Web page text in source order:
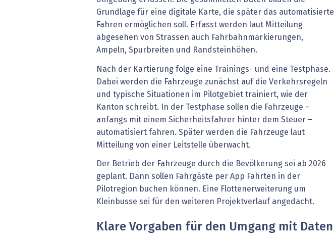
Grundlage für eine digitale Karte, die später das automatisierte
Fahren ermöglichen soll. Erfasst werden laut Mitteilung
abgesehen von Strassen auch Fahrbahnmarkierungen,
Ampeln, Spurbreiten und Randsteinhöhen.
Nach der Kartierung folge eine Trainings- und eine Testphase.
Dabei werden die Fahrzeuge zunächst auf die Verkehrsregeln
und typische Situationen im Pilotgebiet trainiert, wie der
Kanton schreibt. In der Testphase sollen die Fahrzeuge –
anfangs mit einem Sicherheitsfahrer hinter dem Steuer –
automatisiert fahren. Später werden die Fahrzeuge laut
Mitteilung von einer Leitstelle überwacht.
Der Betrieb der Fahrzeuge durch die Bevölkerung sei ab 2026
geplant. Dann sollen Fahrgäste per App Fahrten in der
Pilotregion buchen können. Eine Flottenerweiterung um
Kleinbusse sei für den weiteren Projektverlauf angedacht.
Klare Vorgaben für den Umgang mit Daten